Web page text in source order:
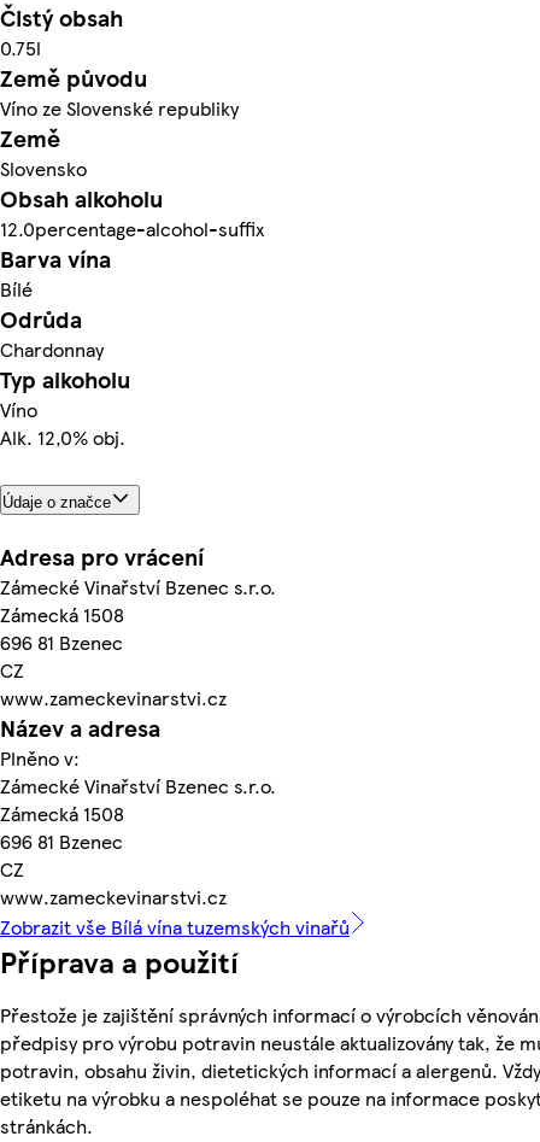
Čistý obsah
0.75l
Země původu
Víno ze Slovenské republiky
Země
Slovensko
Obsah alkoholu
12.0percentage-alcohol-suffix
Barva vína
Bílé
Odrůda
Chardonnay
Typ alkoholu
Víno
Alk. 12,0% obj.
Údaje o značce
Adresa pro vrácení
Zámecké Vinařství Bzenec s.r.o.
Zámecká 1508
696 81 Bzenec
CZ
www.zameckevinarstvi.cz
Název a adresa
Plněno v:
Zámecké Vinařství Bzenec s.r.o.
Zámecká 1508
696 81 Bzenec
CZ
www.zameckevinarstvi.cz
Zobrazit vše Bílá vína tuzemských vinařů
Příprava a použití
Přestože je zajištění správných informací o výrobcích
předpisy pro výrobu potravin neustále aktualizovány tak, že
potravin, obsahu živin, dietetických informací a alergenů.
etiketu na výrobku a nespoléhat se pouze na informace
stránkách.